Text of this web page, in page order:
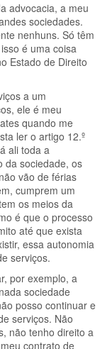
advocacia, a meu
sociedades.
nenhuns. Só têm
é uma coisa
Estado de Direito
a um
ele é meu
quando me
ler o artigo 12.º
ali toda a
da sociedade, os
vão de férias
cumprem um
os meios da
é que o processo
até que exista
essa autonomia
serviços.
por exemplo, a
sociedade
posso continuar e
serviços. Não
não tenho direito a
contrato de